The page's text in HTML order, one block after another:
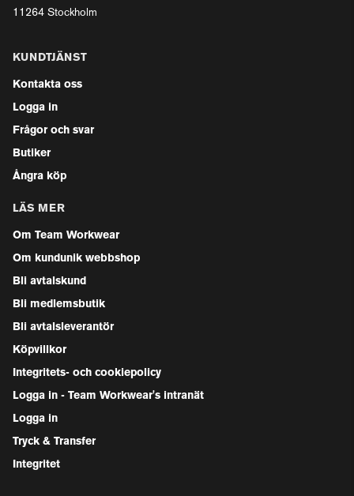
11264 Stockholm
KUNDTJÄNST
Kontakta oss
Logga in
Frågor och svar
Butiker
Ångra köp
LÄS MER
Om Team Workwear
Om kundunik webbshop
Bli avtalskund
Bli medlemsbutik
Bli avtalsleverantör
Köpvillkor
Integritets- och cookiepolicy
Logga in - Team Workwear's intranät
Logga in
Tryck & Transfer
Integritet